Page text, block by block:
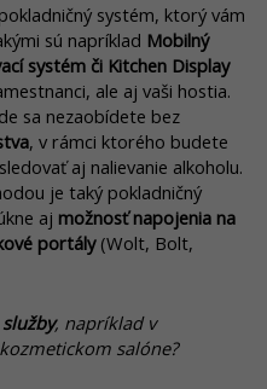
systém, ktorý vám
sú napríklad Mobilný
systém či Kitchen Display
ale aj vaši hostia.
sa nezaobídete bez
, v rámci ktorého budete
aj nalievanie alkoholu.
je taký pokladničný
aj možnosť napojenia na
portály(Wolt, Bolt,
služby, napríklad v
salóne?